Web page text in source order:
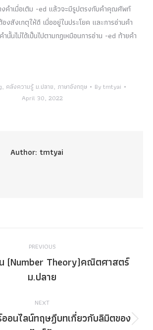
งคำเมื่อเติม -ed แล้วจะมีรูปตรงกับคำคุณศัพท์
สังเกตุให้ดี เมื่ออยู่ในประโยค และการอ่านคำ
นไม่ได้เป็นไปตามกฏเหมือนการอ่าน -ed ท้ายคำ
, คลังความรู้ ม.ปลาย, ภาษาอังกฤษ Bytmtyai
April 30, 2022
Author: tmtyai
PREVIOUS
Previous
post:
(Number Theory)คณิตศาสตร์
ม.ปลาย
NEXT
Next
นไลน์ทฤษฎีบทเกี่ยวกับลิมิตของ